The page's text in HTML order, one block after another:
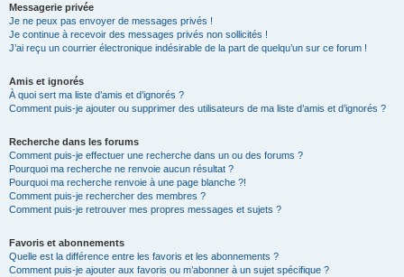
Messagerie privée
Je ne peux pas envoyer de messages privés !
Je continue à recevoir des messages privés non sollicités !
J’ai reçu un courrier électronique indésirable de la part de quelqu’un sur ce forum !
Amis et ignorés
À quoi sert ma liste d’amis et d’ignorés ?
Comment puis-je ajouter ou supprimer des utilisateurs de ma liste d’amis et d’ignorés ?
Recherche dans les forums
Comment puis-je effectuer une recherche dans un ou des forums ?
Pourquoi ma recherche ne renvoie aucun résultat ?
Pourquoi ma recherche renvoie à une page blanche ?!
Comment puis-je rechercher des membres ?
Comment puis-je retrouver mes propres messages et sujets ?
Favoris et abonnements
Quelle est la différence entre les favoris et les abonnements ?
Comment puis-je ajouter aux favoris ou m’abonner à un sujet spécifique ?